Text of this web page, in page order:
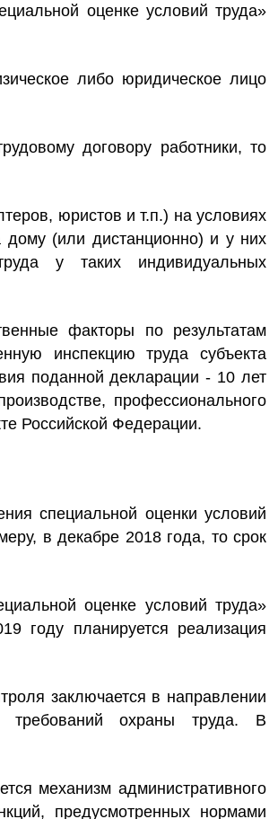
оценке условий труда»
либо юридическое лицо
договору работники, то
юристов и т.п.) на условиях
дому (или дистанционно) и у них
у таких индивидуальных
факторы по результатам
инспекцию труда субъекта
поданной декларации - 10 лет
профессионального
Российской Федерации.
специальной оценки условий
в декабре 2018 года, то срок
оценке условий труда»
году планируется реализация
заключается в направлении
требований охраны труда. В
механизм административного
предусмотренных нормами